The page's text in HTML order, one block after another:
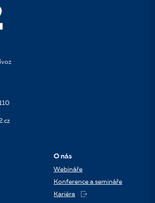
O nás
Webináře
Konference a semináře
Kariéra